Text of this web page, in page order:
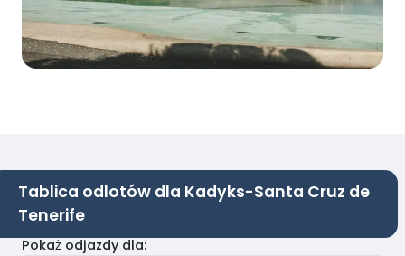
Tablica odlotów dla Kadyks-Santa Cruz de
Tenerife
Pokaż odjazdy dla: